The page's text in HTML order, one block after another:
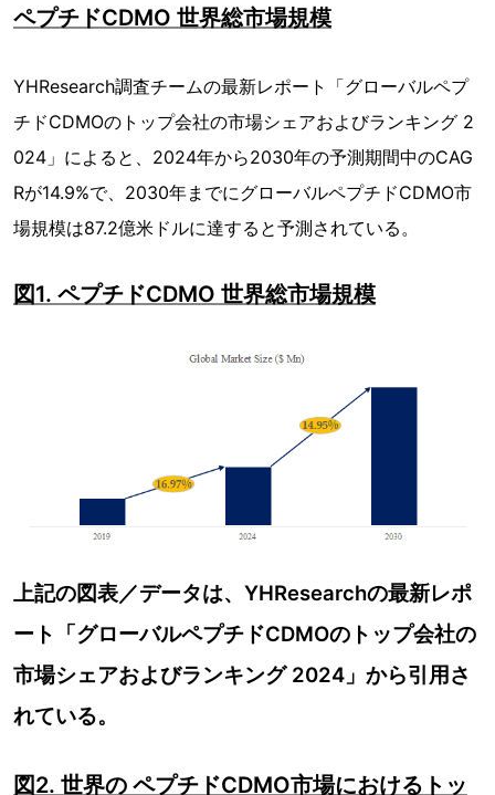
ペプチドCDMO 世界総市場規模
YHResearch調査チームの最新レポート「グローバルペプ
チドCDMOのトップ会社の市場シェアおよびランキング 2
024」によると、2024年から2030年の予測期間中のCAG
Rが14.9%で、2030年までにグローバルペプチドCDMO市
場規模は87.2億米ドルに達すると予測されている。
図1. ペプチドCDMO 世界総市場規模
上記の図表／データは、YHResearchの最新レポ
ート「グローバルペプチドCDMOのトップ会社の
市場シェアおよびランキング 2024」から引用さ
れている。
図2. 世界の ペプチドCDMO市場におけるトッ